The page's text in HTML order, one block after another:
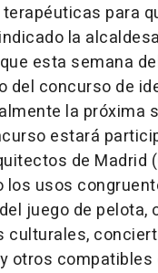
para
la
esta semana
del concurso de
la próxima
estará
de Madrid
los usos
juego de pelota,
culturales,
otros compatibles